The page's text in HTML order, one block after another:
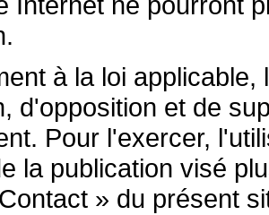
à la loi
d'opposition et de
Pour l'exercer,
la publication visé
» du présent